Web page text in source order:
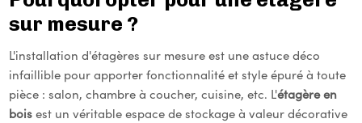
sur mesure ?
L'installation d'étagères sur mesure est une astuce déco
infaillible pour apporter fonctionnalité et style épuré à toute
pièce : salon, chambre à coucher, cuisine, etc. L'étagère en
boisest un véritable espace de stockage à valeur décorative